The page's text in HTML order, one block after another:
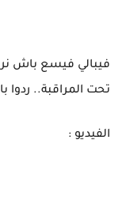
فيبالي فيسع باش
تحت المراقبة..
الفيديو :